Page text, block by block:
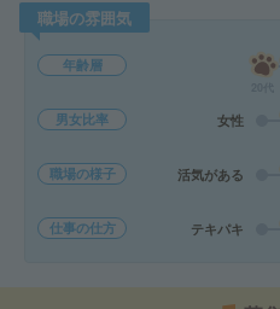
職場の雰囲気
年齢層
男女比率 女性
職場の様子 活気がある
仕事の仕方 テキパキ